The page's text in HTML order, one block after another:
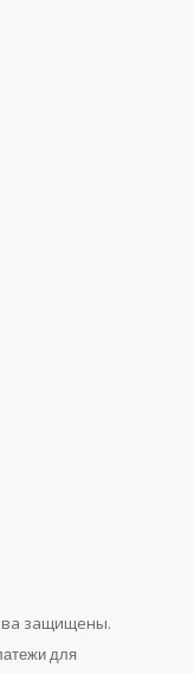
защищены.
для